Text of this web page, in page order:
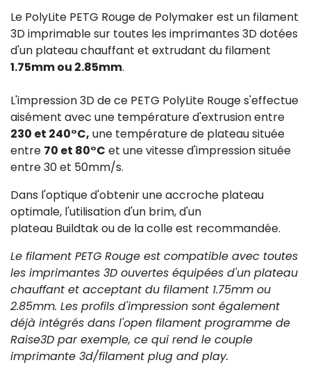
Le PolyLite PETG Rouge de Polymaker est un filament
3D imprimable sur toutes les imprimantes 3D dotées
d'un plateau chauffant et extrudant du filament
1.75mm ou 2.85mm.
L'impression 3D de ce PETG PolyLite Rouge s'effectue
aisément avec une température d'extrusion entre
230 et 240°C, une température de plateau située
entre 70 et 80°C et une vitesse d'impression située
entre 30 et 50mm/s.
Dans l'optique d'obtenir une accroche plateau
optimale, l'utilisation d'un brim, d'un
plateau Buildtak ou de la colle est recommandée.
Le filament PETG Rouge est compatible avec toutes
les imprimantes 3D ouvertes équipées d'un plateau
chauffant et acceptant du filament 1.75mm ou
2.85mm. Les profils d'impression sont également
déjà intégrés dans l'open filament programme de
Raise3D par exemple, ce qui rend le couple
imprimante 3d/filament plug and play.